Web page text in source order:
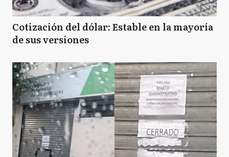
Cotización del dólar: Estable en la mayoría
de sus versiones